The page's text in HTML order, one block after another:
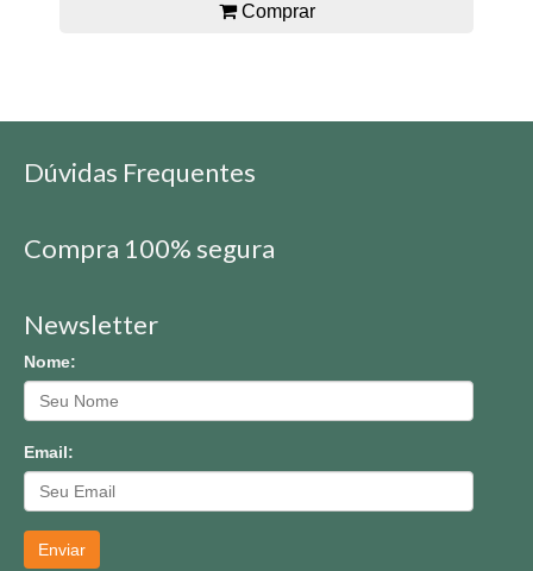
Comprar
Dúvidas Frequentes
Compra 100% segura
Newsletter
Nome:
Email:
Enviar